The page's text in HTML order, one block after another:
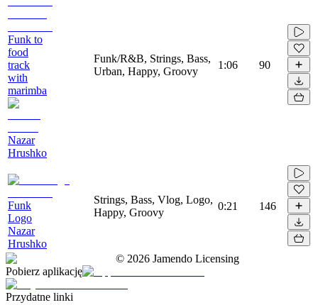
Funk to
food
track
with
marimba
Nazar
Hrushko
Funk/R&B, Strings, Bass,
Urban, Happy, Groovy
1:06 90
Funk
Logo
Nazar
Hrushko
Strings, Bass, Vlog, Logo,
Happy, Groovy
0:21 146
© 2026 Jamendo Licensing
Pobierz aplikację
Przydatne linki